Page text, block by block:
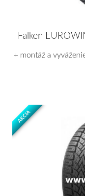
Falken
+ montáž a
AKCIA